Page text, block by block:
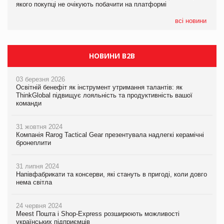
якого покупці не очікують побачити на платформі
всі новини
Мережа супермаркетів VARUS купує мережу магазинів
НОВИНИ B2B
03 березня 2026
Освітній бенефіт як інструмент утримання талантів: як
ThinkGlobal підвищує лояльність та продуктивність вашої
команди
31 жовтня 2024
Компанія Rarog Tactical Gear презентувала надлегкі керамічні
бронеплити
31 липня 2024
Напівфабрикати та консерви, які стануть в пригоді, коли довго
нема світла
24 червня 2024
Meest Пошта і Shop-Express розширюють можливості
українських підприємців